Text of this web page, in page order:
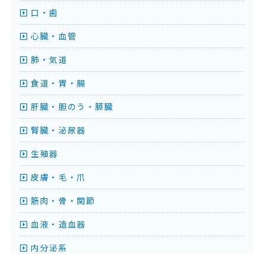
口・歯
心臓・血管
肺・気道
食道・胃・腸
肝臓・胆のう・膵臓
腎臓・泌尿器
生殖器
皮膚・毛・爪
筋肉・骨・関節
血液・造血器
内分泌系